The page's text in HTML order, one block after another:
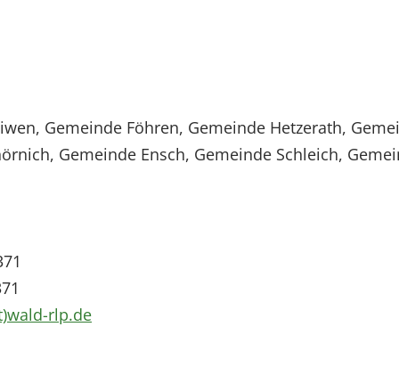
Gemeinde Föhren, Gemeinde Hetzerath,
Gemeinde Ensch, Gemeinde Schleich,
rlp.de